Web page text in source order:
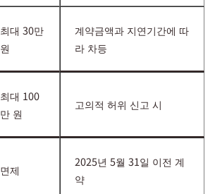
최대 30만
원
계약금액과 지연기간에 따
라 차등
최대 100
만 원
고의적 허위 신고 시
면제
2025년 5월 31일 이전 계
약